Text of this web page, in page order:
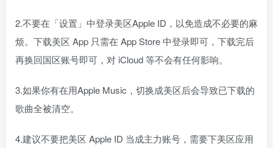
2.不要在「设置」中登录美区Apple ID，以免造成不必要的麻
烦。下载美区 App 只需在 App Store 中登录即可，下载完后
再换回国区账号即可，对 iCloud 等不会有任何影响。
3.如果你有在用Apple Music，切换成美区后会导致已下载的
歌曲全被清空。
4.建议不要把美区 Apple ID 当成主力账号，需要下美区应用